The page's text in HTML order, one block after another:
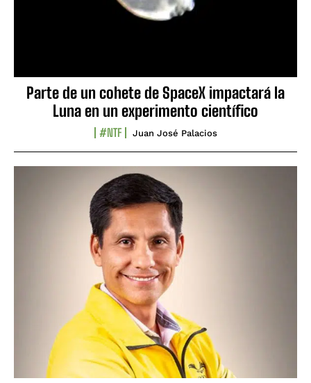
Parte de un cohete de SpaceX impactará la
Luna en un experimento científico
#NTF Juan José Palacios